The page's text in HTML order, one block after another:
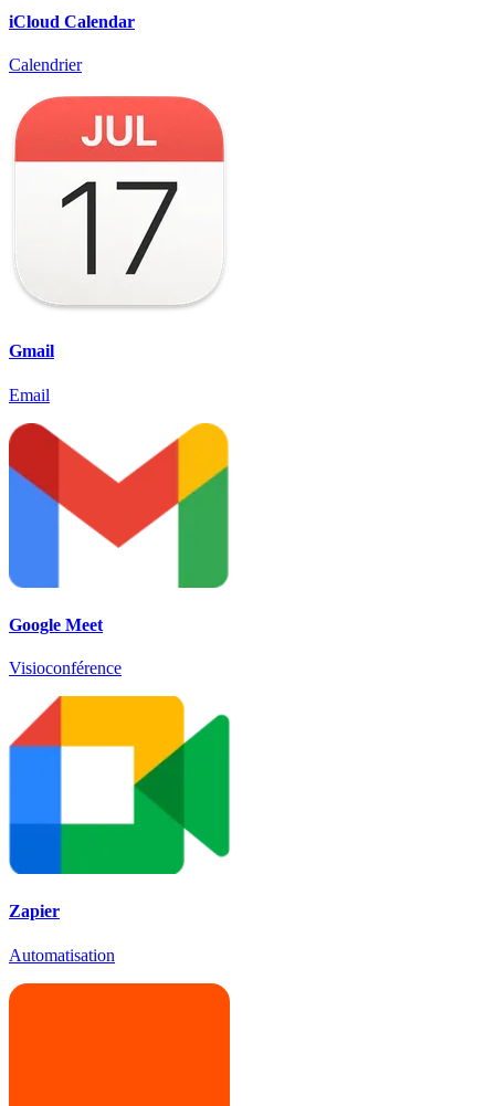
iCloud Calendar
Calendrier
Gmail
Email
Google Meet
Visioconférence
Zapier
Automatisation